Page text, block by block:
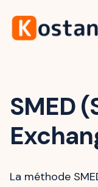
SMED
La méthode